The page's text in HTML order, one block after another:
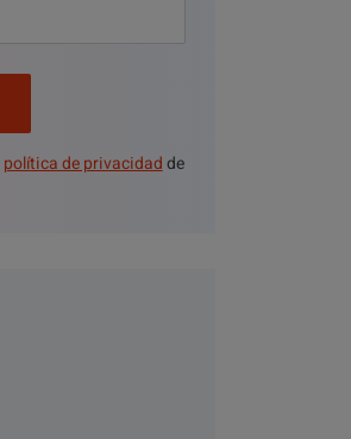
política de privacidadde